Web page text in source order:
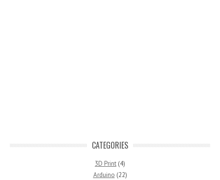
CATEGORIES
3D Print (4)
Arduino (22)